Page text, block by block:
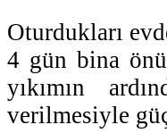
Oturdukları
4 gün bina
yıkımın
verilmesiyle